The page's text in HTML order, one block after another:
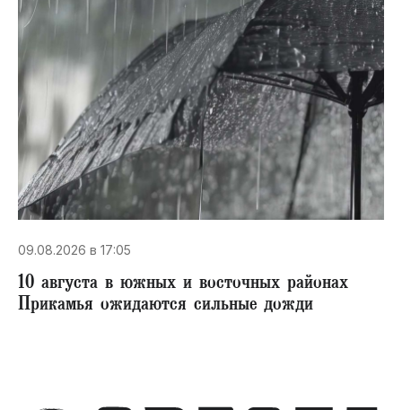
09.08.2026 в 17:05
10 августа в южных и восточных районах
Прикамья ожидаются сильные дожди